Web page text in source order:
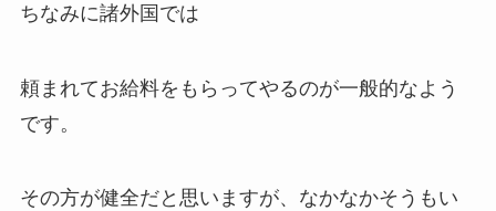
ちなみに諸外国では
頼まれてお給料をもらってやるのが一般的なよう
です。
その方が健全だと思いますが、なかなかそうもい